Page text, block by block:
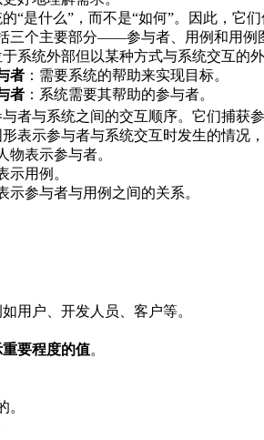
的“是什么”，而不是“如何”。因此，它
三个主要部分——参与者、用例和用例
于系统外部但以某种方式与系统交互的
者 ：需要系统的帮助来实现目标。
者 ：系统需要其帮助的参与者。
与者与系统之间的交互顺序。它们捕获
形表示参与者与系统交互时发生的情况
物表示参与者。
示用例。
示参与者与用例之间的关系。
如用户、开发人员、客户等。
要程度的值。
。